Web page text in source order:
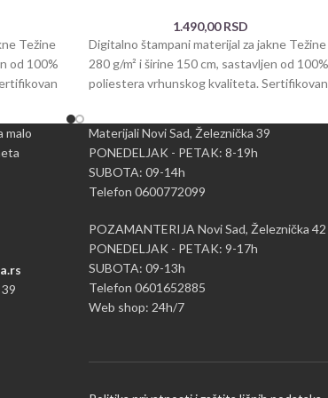
Težine
od 100%
1.490,00RSD
Digitalno štampani materijal za jakne Težine
280 g/m² i širine 150 cm, sastavljen od 100%
poliestera vrhunskog kvaliteta. Sertifikovan
malo
Materijali Novi Sad, Železnička 39
PONEDELJAK - PETAK: 8-19h
SUBOTA: 09-14h
Telefon 0600772099
POZAMANTERIJA Novi Sad, Železnička 42
PONEDELJAK - PETAK: 9-17h
SUBOTA: 09-13h
Telefon 0601652885
Web shop: 24h/7